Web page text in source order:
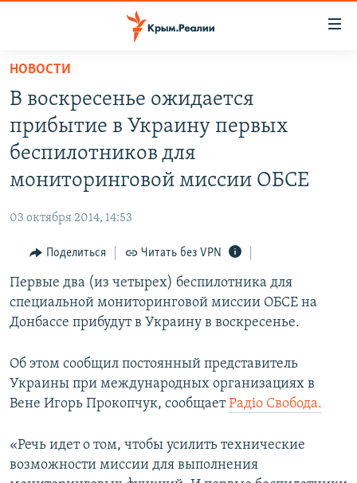
Вернуться
основному
содержанию
Вернутся
главной
Вернутся
поиску
СПЕЦПРОЕКТЫ
КАРТА ВОЕННЫХ ОБЪЕКТОВ КРЫМА
ВОДА
ИНТЕРАКТИВ
ИНФОГРАФИКА
ТЕЛЕПРОЕКТ КРЫМ.РЕАЛИИ
СОВЕТЫ ПРАВОЗАЩИТНИКОВ
ПОБЕДИТЕЛЕЙ НЕ СУДЯТ?
КРЫМ.НЕПОКОРЕННЫЙ
РАДІО СВОБОДА
КАК ОБОЙТИ БЛОКИРОВКУ
Українською
Qırımtatar
ПРИСОЕДИНЯЙТЕСЬ!
Все сайты RFE/RL
НОВОСТИ
В воскресенье ожидается
прибытие в Украину первых
беспилотников для
мониторинговой миссии ОБСЕ
03 октября 2014, 14:53
Поделиться Читать без VPN
Первые два (из четырех) беспилотника для
специальной мониторинговой миссии ОБСЕ на
Донбассе прибудут в Украину в воскресенье.
Об этом сообщил постоянный представитель
Украины при международных организациях в
Вене Игорь Прокопчук, сообщаетРадiо Свобода.
«Речь идет о том, чтобы усилить технические
возможности миссии для выполнения